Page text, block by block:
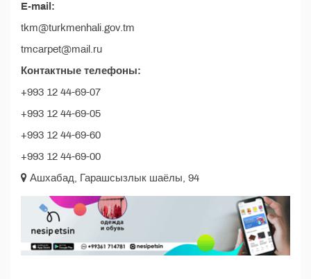
E-mail:
tkm@turkmenhali.gov.tm
tmcarpet@mail.ru
Контактные телефоны:
+993 12 44-69-07
+993 12 44-69-05
+993 12 44-69-60
+993 12 44-69-00
Ашхабад, Гарашсызлык шаёлы, 94